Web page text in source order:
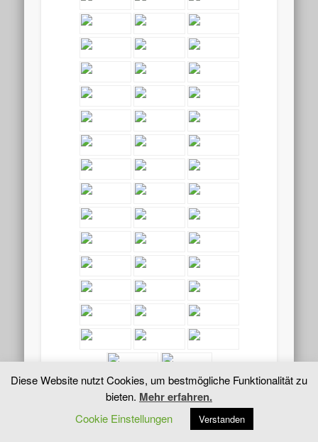
Diese Website nutzt Cookies, um bestmögliche Funktionalität zu
bieten. Mehr erfahren.
Cookie Einstellungen Verstanden